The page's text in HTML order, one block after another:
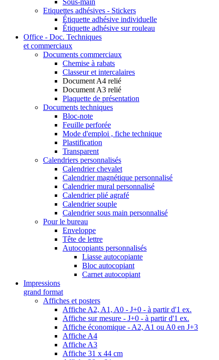
Sous-main
Etiquettes adhésives - Stickers
Étiquette adhésive individuelle
Étiquette adhésive sur rouleau
Office - Doc. Techniques
et commerciaux
Documents commerciaux
Chemise à rabats
Classeur et intercalaires
Document A4 relié
Document A3 relié
Plaquette de présentation
Documents techniques
Bloc-note
Feuille perforée
Mode d'emploi , fiche technique
Plastification
Transparent
Calendriers personnalisés
Calendrier chevalet
Calendrier magnétique personnalisé
Calendrier mural personnalisé
Calendrier plié agrafé
Calendrier souple
Calendrier sous main personnalisé
Pour le bureau
Enveloppe
Tête de lettre
Autocopiants personnalisés
Liasse autocopiante
Bloc autocopiant
Carnet autocopiant
Impressions
grand format
Affiches et posters
Affiche A2, A1, A0 - J+0 - à partir d'1 ex.
Affiche sur mesure - J+0 - à partir d'1 ex.
Affiche économique - A2, A1 ou A0 en J+3
Affiche A4
Affiche A3
Affiche 31 x 44 cm